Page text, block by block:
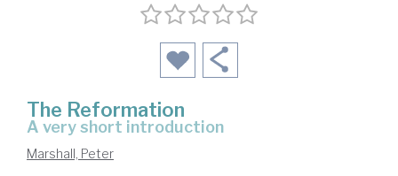
The Reformation
a very short introduction
Marshall, Peter